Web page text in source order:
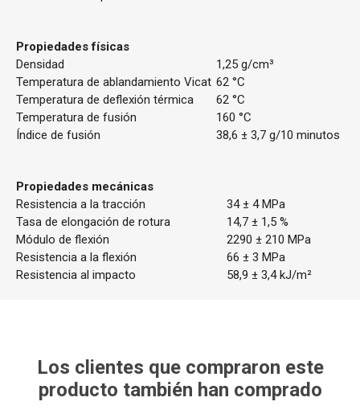
Propiedades físicas
Densidad
1,25 g/cm³
Temperatura de ablandamiento Vicat 62 °C
Temperatura de deflexión térmica
62 °C
Temperatura de fusión
160 °C
Índice de fusión
38,6 ± 3,7 g/10 minutos
Propiedades mecánicas
Resistencia a la tracción
34 ± 4 MPa
Tasa de elongación de rotura
14,7 ± 1,5 %
Módulo de flexión
2290 ± 210 MPa
Resistencia a la flexión
66 ± 3 MPa
Resistencia al impacto
58,9 ± 3,4 kJ/m²
Los clientes que compraron este
producto también han comprado